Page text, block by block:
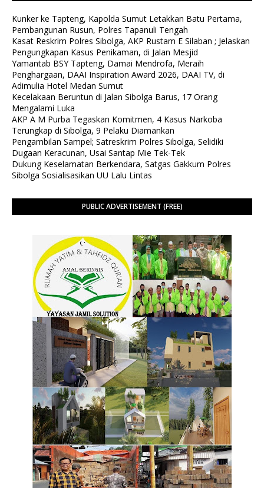
Kunker ke Tapteng, Kapolda Sumut Letakkan Batu Pertama,
Pembangunan Rusun, Polres Tapanuli Tengah
Kasat Reskrim Polres Sibolga, AKP Rustam E Silaban ; Jelaskan
Pengungkapan Kasus Penikaman, di Jalan Mesjid
Yamantab BSY Tapteng, Damai Mendrofa, Meraih
Penghargaan, DAAI Inspiration Award 2026, DAAI TV, di
Adimulia Hotel Medan Sumut
Kecelakaan Beruntun di Jalan Sibolga Barus, 17 Orang
Mengalami Luka
AKP A M Purba Tegaskan Komitmen, 4 Kasus Narkoba
Terungkap di Sibolga, 9 Pelaku Diamankan
Pengambilan Sampel; Satreskrim Polres Sibolga, Selidiki
Dugaan Keracunan, Usai Santap Mie Tek-Tek
Dukung Keselamatan Berkendara, Satgas Gakkum Polres
Sibolga Sosialisasikan UU Lalu Lintas
PUBLIC ADVERTISEMENT (FREE)